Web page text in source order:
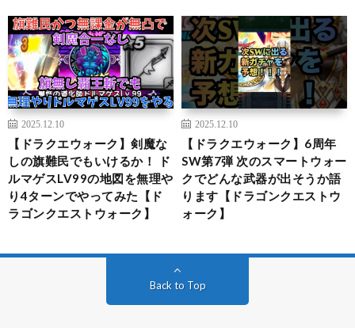
2025.12.10
【ドラクエウォーク】剣魔な
しの旗難民でもいけるか！ ド
ルマゲスLV99の地図を無理や
り4ターンでやってみた【ド
ラゴンクエストウォーク】
2025.12.10
【ドラクエウォーク】6周年
SW第7弾 次のスマートウォー
クでどんな武器が出そうか語
ります【ドラゴンクエストウ
ォーク】
Back to Top